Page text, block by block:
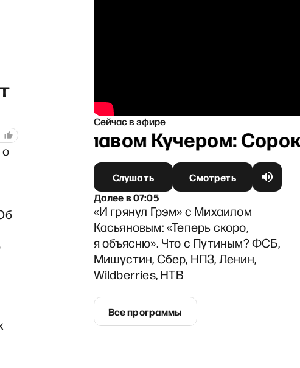
Сейчас в эфире
Станиславом Кучером:
Слушать
Смотреть
Далеев07:05
«И грянул Грэм» с Михаилом
Касьяновым: «Теперь скоро,
я объясню». Что с Путиным? ФСБ,
Мишустин, Сбер, НПЗ, Ленин,
Wildberries, НТВ
Все программы